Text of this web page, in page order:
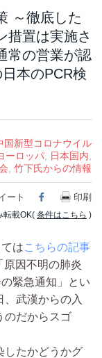
～徹底した
措置は実施さ
常の営業が認
本のPCR検
国新型コロナウイル
ーロッパ 日本国内
竹下氏からの情報
ート Facebook
印刷
転載OK( 条件はこちら )
はこちらの記事
原因不明の肺炎
緊急通知」とい
、武漢からの入
のだからスゴ
したかどうかグ